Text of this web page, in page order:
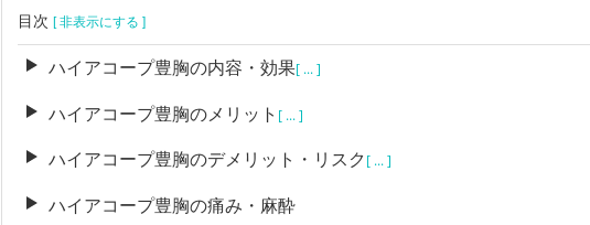
目次 [ 非表示にする ]
ハイアコープ豊胸の内容・効果[ ... ]
ハイアコープ豊胸のメリット [ ... ]
ハイアコープ豊胸のデメリット・リスク [ ... ]
ハイアコープ豊胸の痛み・麻酔